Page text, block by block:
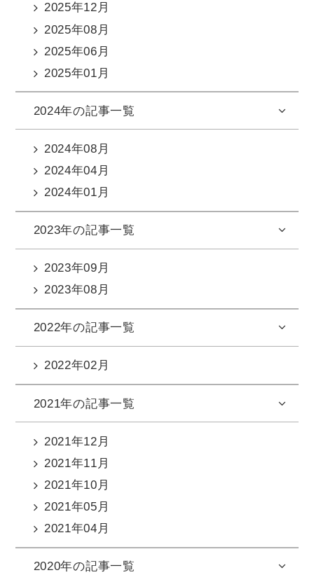
2025年12月
2025年08月
2025年06月
2025年01月
2024年の記事一覧
2024年08月
2024年04月
2024年01月
2023年の記事一覧
2023年09月
2023年08月
2022年の記事一覧
2022年02月
2021年の記事一覧
2021年12月
2021年11月
2021年10月
2021年05月
2021年04月
2020年の記事一覧